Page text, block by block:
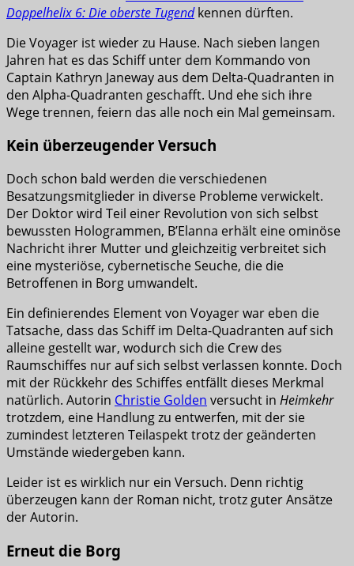
Doppelhelix 6: Die oberste Tugendkennen dürften.
Die Voyager ist wieder zu Hause. Nach sieben langen
Jahren hat es das Schiff unter dem Kommando von
Captain Kathryn Janeway aus dem Delta-Quadranten in
den Alpha-Quadranten geschafft. Und ehe sich ihre
Wege trennen, feiern das alle noch ein Mal gemeinsam.
Kein überzeugender Versuch
Doch schon bald werden die verschiedenen
Besatzungsmitglieder in diverse Probleme verwickelt.
Der Doktor wird Teil einer Revolution von sich selbst
bewussten Hologrammen, B’Elanna erhält eine ominöse
Nachricht ihrer Mutter und gleichzeitig verbreitet sich
eine mysteriöse, cybernetische Seuche, die die
Betroffenen in Borg umwandelt.
Ein definierendes Element von Voyager war eben die
Tatsache, dass das Schiff im Delta-Quadranten auf sich
alleine gestellt war, wodurch sich die Crew des
Raumschiffes nur auf sich selbst verlassen konnte. Doch
mit der Rückkehr des Schiffes entfällt dieses Merkmal
natürlich. Autorin Christie Golden versucht in Heimkehr
trotzdem, eine Handlung zu entwerfen, mit der sie
zumindest letzteren Teilaspekt trotz der geänderten
Umstände wiedergeben kann.
Leider ist es wirklich nur ein Versuch. Denn richtig
überzeugen kann der Roman nicht, trotz guter Ansätze
der Autorin.
Erneut die Borg